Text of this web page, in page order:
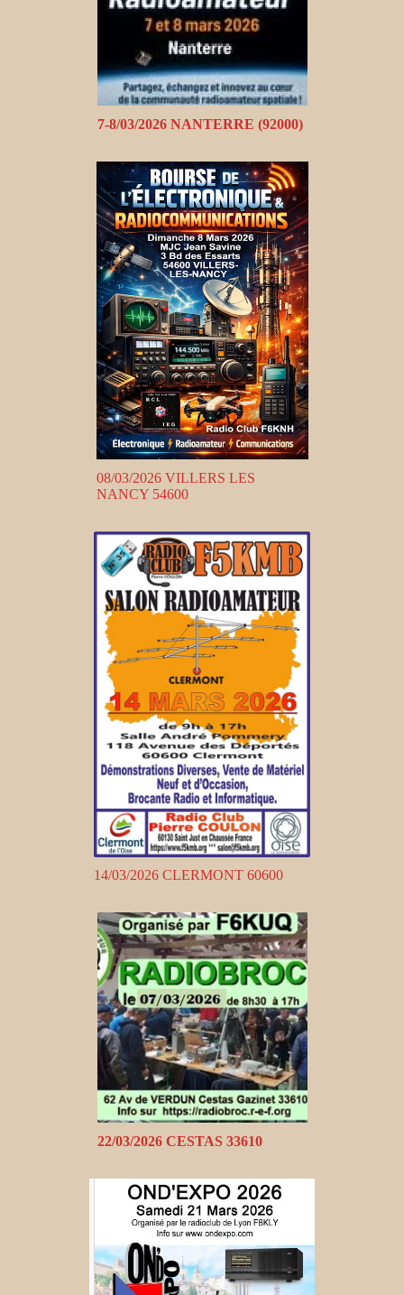
7-8/03/2026 NANTERRE (92000)
08/03/2026 VILLERS LES
NANCY 54600
14/03/2026 CLERMONT 60600
22/03/2026 CESTAS 33610